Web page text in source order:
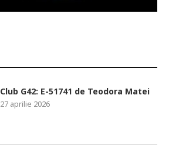
Club G42: E-51741 de Teodora Matei
27 aprilie 2026